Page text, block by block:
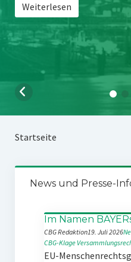
Weiterlesen
Startseite
News und Presse-
Im Namen
CBG Redaktion19. Juli 2026
CBG-Klage
EU-